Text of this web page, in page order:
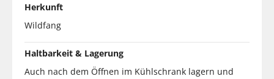
Herkunft
Wildfang
Haltbarkeit & Lagerung
Auch nach dem Öffnen im Kühlschrank lagern und